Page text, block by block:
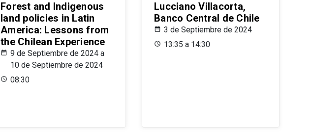
Forest and Indigenous
land policies in Latin
America: Lessons from
the Chilean Experience
9 de Septiembre de 2024 a
10 de Septiembre de 2024
08:30
Lucciano Villacorta,
Banco Central de Chile
3 de Septiembre de 2024
13:35 a 14:30